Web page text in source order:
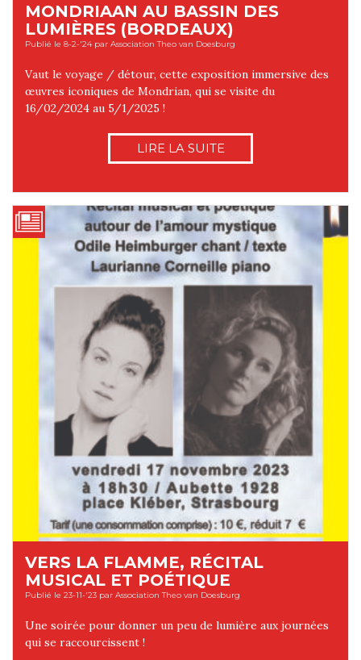
MONDRIAAN AU BASSIN DES
LUMIÈRES (BORDEAUX)
Publié le 8-2-'24 par Association Theo van Doesburg
Vaut le voyage / détour, cette exposition immersive des
œuvres iconiques de Mondrian, qui se visite du
16/02/2024 au 5/1/2025 !
LIRE LA SUITE
VERS LA FLAMME, RÉCITAL
MUSICAL ET POÉTIQUE
Publié le 23-11-'23 par Association Theo van Doesburg
Une soirée pour donner un peu de lumière aux journées
qui se raccourcissent !